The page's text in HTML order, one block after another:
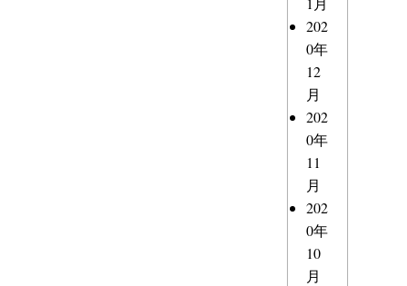
202
0年
12
月
202
0年
11
月
202
0年
10
月